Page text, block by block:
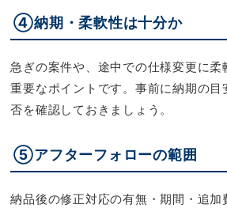
④納期・柔軟性は十分か
急ぎの案件や、途中での仕様変更に柔
重要なポイントです。事前に納期の目
否を確認しておきましょう。
⑤アフターフォローの範囲
納品後の修正対応の有無・期間・追加